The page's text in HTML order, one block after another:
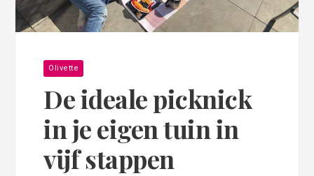
Olivette
De ideale picknick
in je eigen tuin in
vijf stappen